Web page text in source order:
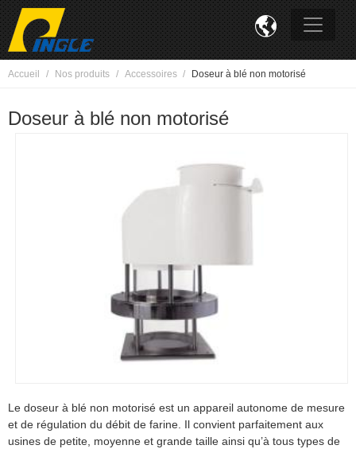

Accueil Nos produits Accessoires Doseur à blé non motorisé
Doseur à blé non motorisé
Le doseur à blé non motorisé est un appareil autonome de mesure
et de régulation du débit de farine. Il convient parfaitement aux
usines de petite, moyenne et grande taille ainsi qu’à tous types de